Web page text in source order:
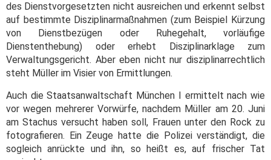
des Dienstvorgesetzten nicht ausreichen und erkennt selbst
auf bestimmte Disziplinarmaßnahmen (zum Beispiel Kürzung
von Dienstbezügen oder Ruhegehalt, vorläufige
Dienstenthebung) oder erhebt Disziplinarklage zum
Verwaltungsgericht. Aber eben nicht nur disziplinarrechtlich
steht Müller im Visier von Ermittlungen.
Auch die Staatsanwaltschaft München I ermittelt nach wie
vor wegen mehrerer Vorwürfe, nachdem Müller am 20. Juni
am Stachus versucht haben soll, Frauen unter den Rock zu
fotografieren. Ein Zeuge hatte die Polizei verständigt, die
sogleich anrückte und ihn, so heißt es, auf frischer Tat